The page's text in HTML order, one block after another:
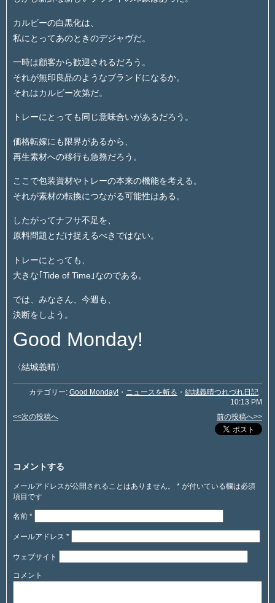
カルビーの白黒化は、
私にとってあのときのデジャヴだ。
一時は顧客から歓迎されるだろう。
それが無印良品のようなブランドになるか。
それはカルビー次第だ。
トレーにとっても同じ意味合いがあるだろう。
価格転嫁にも限界があるから、
再生素材への移行も急務だろう。
ここで包装資材やトレーの本来の機能を考える。
それが素材の転換につながる可能性はある。
したがってナフサ不足を、
原料問題とだけ捉えるべきではない。
トレーにとっても、
大きな｢Tide of Time｣なのである。
では、みなさん、今週も、
決断をしよう。
Good Monday!
〈結城義晴〉
カテゴリー: Good Monday! ・ ニュースを斬る ・ 結城義晴つれづれ日記
10:13 PM
<<次の投稿へ
前の投稿へ>>
コメントする
メールアドレスが公開されることはありません。 * が付いている欄は必須
項目です
名前 *
メールアドレス *
ウェブサイト
コメント